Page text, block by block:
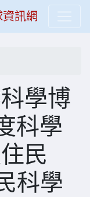
訊網
學博
科學
民
科學